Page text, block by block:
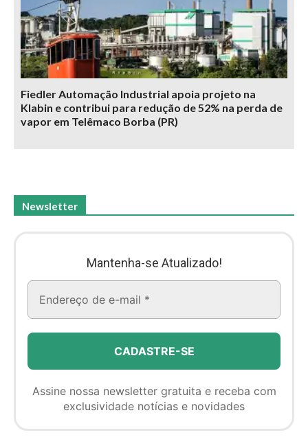
Fiedler Automação Industrial apoia projeto na
Klabin e contribui para redução de 52% na perda de
vapor em Telêmaco Borba (PR)
Newsletter
Mantenha-se Atualizado!
Assine nossa newsletter gratuita e receba com
exclusividade notícias e novidades